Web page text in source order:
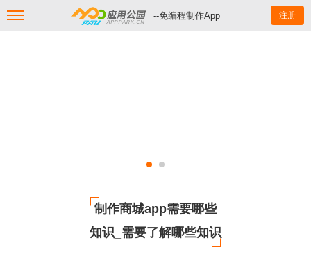
--免编程制作App 注册
制作商城app需要哪些
知识_需要了解哪些知识